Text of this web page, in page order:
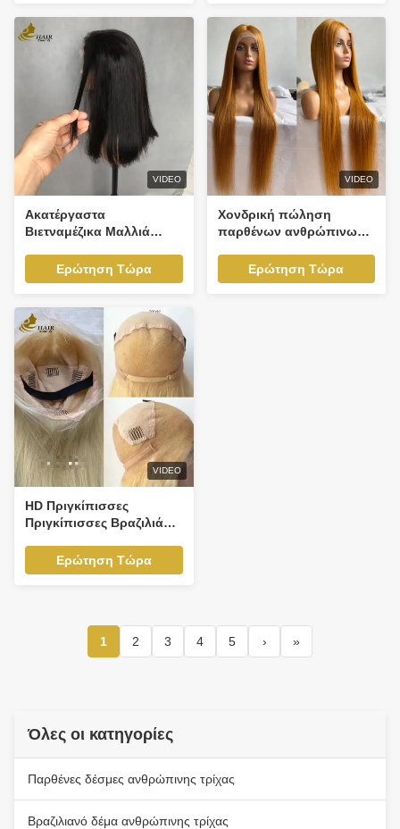
VIDEO
Ακατέργαστα
Βιετναμέζικα Μαλλιά
Bone Straight Lace Front
Περουκών
Ερώτηση Τώρα
VIDEO
Χονδρική πώληση
παρθένων ανθρώπινων
περούκα 13X4 Διαφανής
δαντέλα μετωπική
Ερώτηση Τώρα
VIDEO
HD Πριγκίπισσες
Πριγκίπισσες Βραζιλιάνοι
ίντσες Πριγκίπισσα
Πριγκίπισσα Ξανθός
Ερώτηση Τώρα
1 2 3 4 5 › »
Όλες οι κατηγορίες
Παρθένες δέσμες ανθρώπινης τρίχας
Βραζιλιανό δέμα ανθρώπινης τρίχας